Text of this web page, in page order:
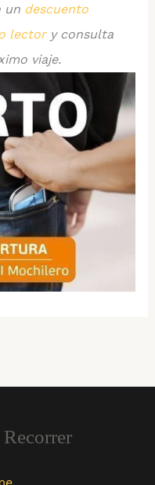
un descuento
lectory consulta
viaje.